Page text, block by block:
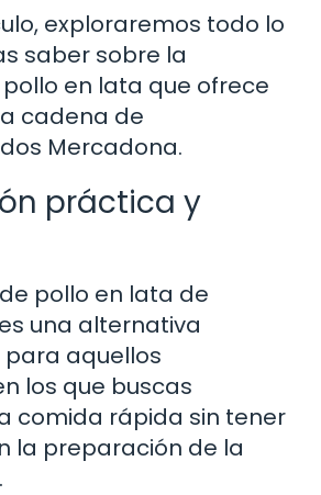
exploraremos todo lo
saber sobre la
en lata que ofrece
cadena de
Mercadona.
práctica y
pollo en lata de
una alternativa
aquellos
los que buscas
comida rápida sin tener
la preparación de la